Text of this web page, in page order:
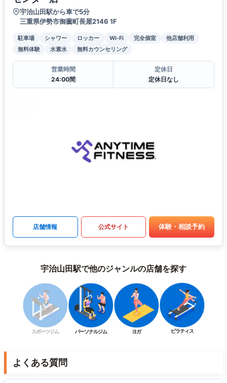
宇治山田駅から車で5分
三重県伊勢市御薗町長屋2146 1F
駐車場 シャワー ロッカー Wi-Fi 完全個室
他店舗利用
無料体験
水素水 無料カウンセリング
営業時間
24:00間
定休日
定休日なし
店舗情報 公式サイト 体験・相談予約
宇治山田駅で他のジャンルの店舗を探す
スポーツジム パーソナルジム ヨガ ピラティス
よくある質問